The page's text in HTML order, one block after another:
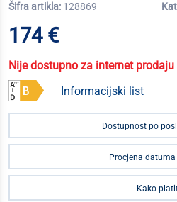
Šifra artikla: 128869
174 €
Nije dostupno za internet prodaju
Informacijski list
Dostupnost po
Procjena
Kako